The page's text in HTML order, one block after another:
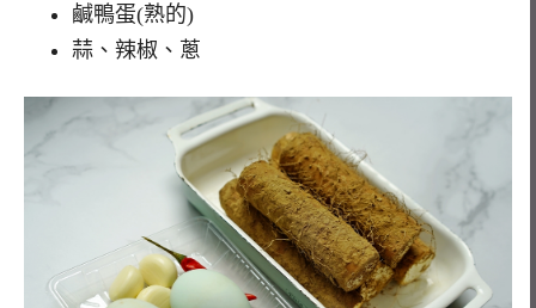
鹹鴨蛋(熟的)
蒜、辣椒、蔥